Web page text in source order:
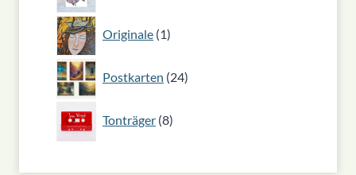
Originale 1
1
Produkt
Postkarten 24
24
Produkte
Tonträger 8
8
Produkte